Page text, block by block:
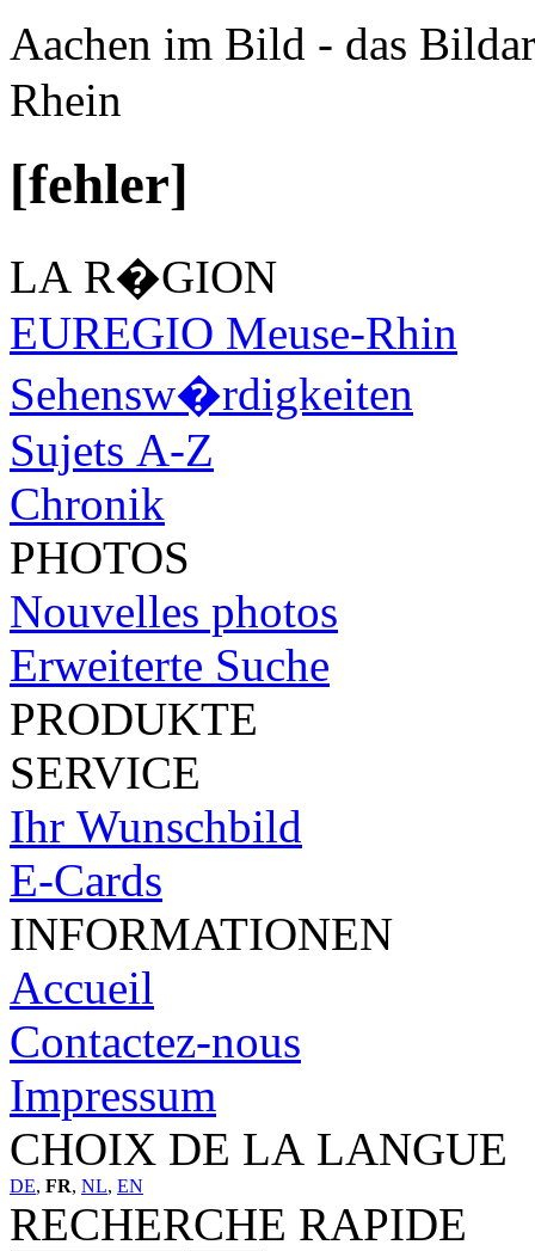
Aachen im Bild - das
Rhein
[fehler]
LA R�GION
EUREGIO Meuse-Rhin
Sehensw�rdigkeiten
Sujets A-Z
Chronik
PHOTOS
Nouvelles photos
Erweiterte Suche
PRODUKTE
SERVICE
Ihr Wunschbild
E-Cards
INFORMATIONEN
Accueil
Contactez-nous
Impressum
CHOIX DE LA LANGUE
DE, FR, NL, EN
RECHERCHE RAPIDE